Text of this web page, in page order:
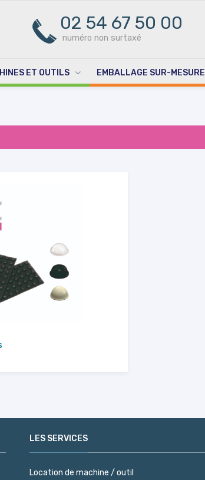
02 54 67 50 00
numéro non surtaxé
ET OUTILS EMBALLAGE SUR-MESURE
LES SERVICES
Location de machine / outil